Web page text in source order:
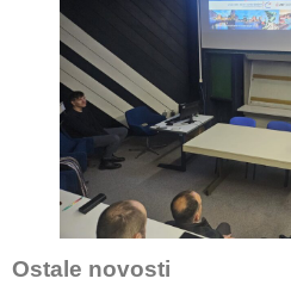
Ostale novosti